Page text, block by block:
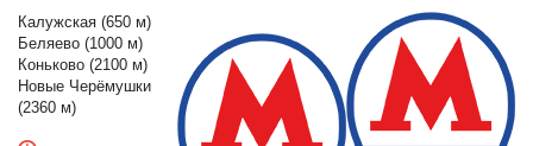
Калужская (650 м)
Беляево (1000 м)
Коньково (2100 м)
Новые Черёмушки
(2360 м)